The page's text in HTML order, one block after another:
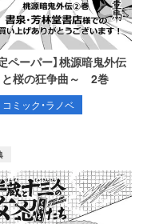
ペーパー】桃源暗鬼外伝
と桜の狂争曲～ 2巻
コミック・ラノベ